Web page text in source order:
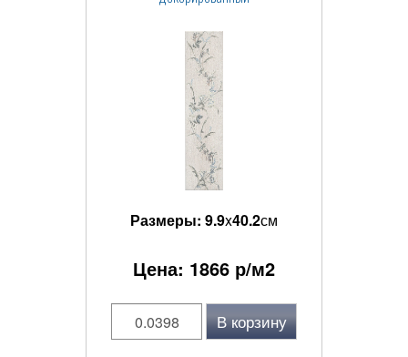
Размеры: 9.9x40.2см
Цена: 1866 р/м2
В корзину